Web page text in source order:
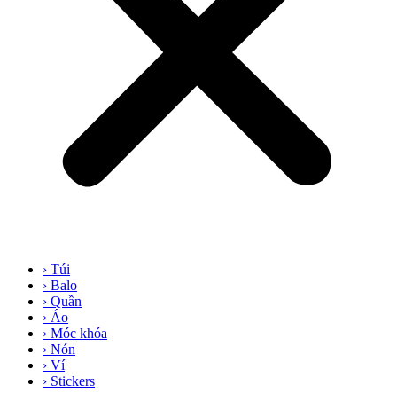
› Túi
› Balo
› Quần
› Áo
› Móc khóa
› Nón
› Ví
› Stickers